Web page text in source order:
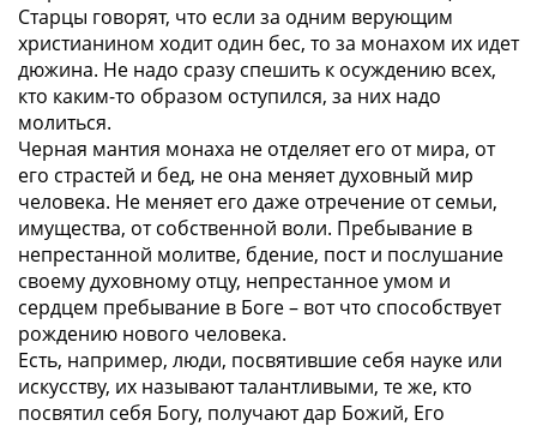
Старцы говорят, что если за одним верующим
христианином ходит один бес, то за монахом их идет
дюжина. Не надо сразу спешить к осуждению всех,
кто каким-то образом оступился, за них надо
молиться.
Черная мантия монаха не отделяет его от мира, от
его страстей и бед, не она меняет духовный мир
человека. Не меняет его даже отречение от семьи,
имущества, от собственной воли. Пребывание в
непрестанной молитве, бдение, пост и послушание
своему духовному отцу, непрестанное умом и
сердцем пребывание в Боге – вот что способствует
рождению нового человека.
Есть, например, люди, посвятившие себя науке или
искусству, их называют талантливыми, те же, кто
посвятил себя Богу, получают дар Божий, Его